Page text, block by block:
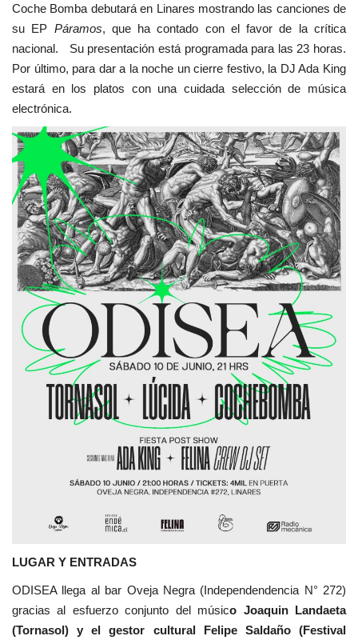
Coche Bomba debutará en Linares mostrando las canciones de
su EP Páramos, que ha contado con el favor de la crítica
nacional. Su presentación está programada para las 23 horas.
Por último, para dar a la noche un cierre festivo, la DJ Ada King
estará en los platos con una cuidada selección de música
electrónica.
LUGAR Y ENTRADAS
ODISEA llega al bar Oveja Negra (Independendencia N° 272)
gracias al esfuerzo conjunto del músico Joaquin Landaeta
(Tornasol) y el gestor cultural Felipe Saldaño (Festival